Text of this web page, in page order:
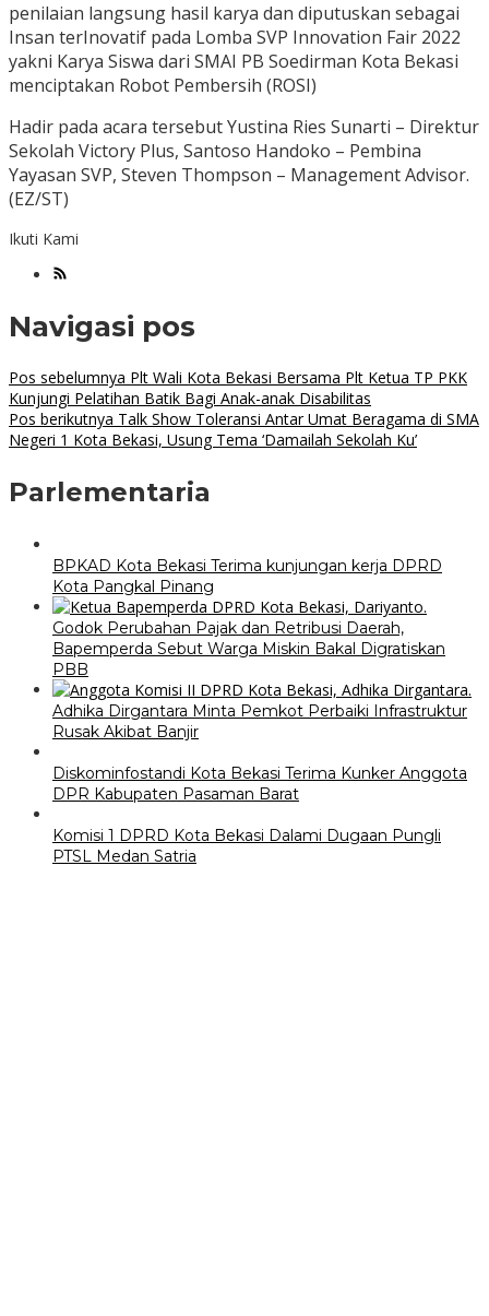
penilaian langsung hasil karya dan diputuskan sebagai
Insan terInovatif pada Lomba SVP Innovation Fair 2022
yakni Karya Siswa dari SMAI PB Soedirman Kota Bekasi
menciptakan Robot Pembersih (ROSI)
Hadir pada acara tersebut Yustina Ries Sunarti – Direktur
Sekolah Victory Plus, Santoso Handoko – Pembina
Yayasan SVP, Steven Thompson – Management Advisor.
(EZ/ST)
Ikuti Kami
Navigasi pos
Pos sebelumnya Plt Wali Kota Bekasi Bersama Plt Ketua TP PKK
Kunjungi Pelatihan Batik Bagi Anak-anak Disabilitas
Pos berikutnya Talk Show Toleransi Antar Umat Beragama di SMA
Negeri 1 Kota Bekasi, Usung Tema ‘Damailah Sekolah Ku’
Parlementaria
BPKAD Kota Bekasi Terima kunjungan kerja DPRD
Kota Pangkal Pinang
Godok Perubahan Pajak dan Retribusi Daerah,
Bapemperda Sebut Warga Miskin Bakal Digratiskan
PBB
Adhika Dirgantara Minta Pemkot Perbaiki Infrastruktur
Rusak Akibat Banjir
Diskominfostandi Kota Bekasi Terima Kunker Anggota
DPR Kabupaten Pasaman Barat
Komisi 1 DPRD Kota Bekasi Dalami Dugaan Pungli
PTSL Medan Satria